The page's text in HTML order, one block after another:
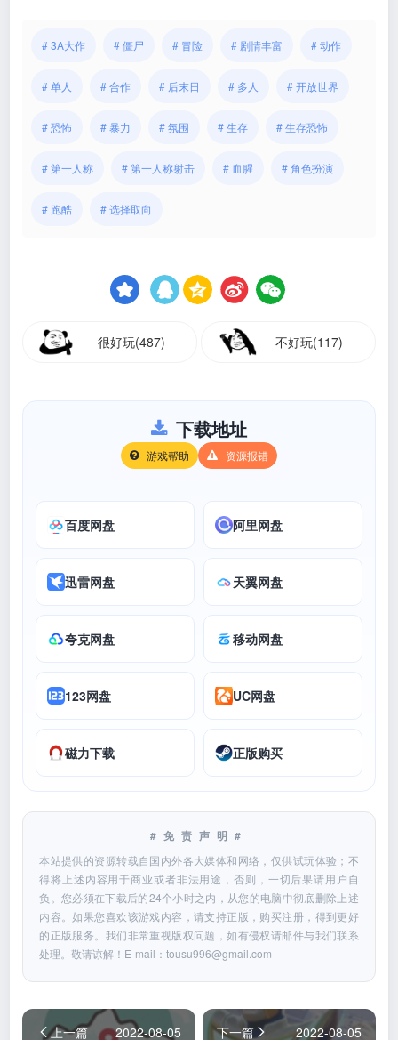
# 3A大作 # 僵尸 # 冒险 # 剧情丰富 # 动作
# 单人 # 合作 # 后末日 # 多人 # 开放世界
# 恐怖 # 暴力 # 氛围 # 生存 # 生存恐怖
# 第一人称 # 第一人称射击 # 血腥 # 角色扮演
# 跑酷 # 选择取向
很好玩(487) 不好玩(117)
下载地址
游戏帮助 资源报错
百度网盘 阿里网盘
迅雷网盘 天翼网盘
夸克网盘 移动网盘
123网盘 UC网盘
磁力下载 正版购买
#免责声明#
本站提供的资源转载自国内外各大媒体和网络，仅供试玩体验；不
得将上述内容用于商业或者非法用途，否则，一切后果请用户自
负。您必须在下载后的24个小时之内，从您的电脑中彻底删除上述
内容。如果您喜欢该游戏内容，请支持正版，购买注册，得到更好
的正版服务。我们非常重视版权问题，如有侵权请邮件与我们联系
处理。敬请谅解！E-mail：tousu996@gmail.com
上一篇 2022-08-05 下一篇 2022-08-05